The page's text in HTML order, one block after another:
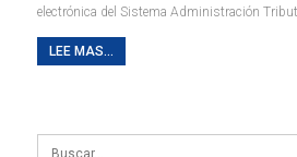
electrónica del Sistema Administración
LEE MAS...